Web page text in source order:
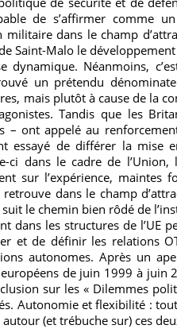
de s’affirmer comme
dans le champ
Saint-Malo le
dynamique. Néanmoins,
un prétendu
mais plutôt à cause de la
Tandis que les
– ont appelé au
essayé de différer la mise
ci dans le cadre de
sur l’expérience, maintes
retrouve dans le champ
le chemin bien rôdé de
dans les structures de l’UE
et de définir les relations
autonomes. Après un
de juin 1999 à juin
sur les « Dilemmes
Autonomie et flexibilité :
autour (et trébuche sur) ces